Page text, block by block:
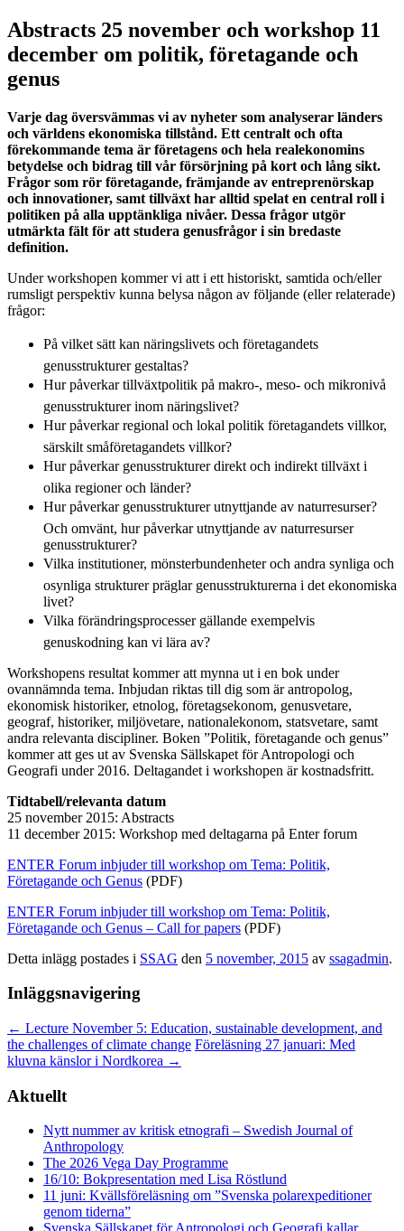
Abstracts 25 november och workshop 11
december om politik, företagande och
genus
Varje dag översvämmas vi av nyheter som analyserar länders
och världens ekonomiska tillstånd. Ett centralt och ofta
förekommande tema är företagens och hela realekonomins
betydelse och bidrag till vår försörjning på kort och lång sikt.
Frågor som rör företagande, främjande av entreprenörskap
och innovationer, samt tillväxt har alltid spelat en central roll i
politiken på alla upptänkliga nivåer. Dessa frågor utgör
utmärkta fält för att studera genusfrågor i sin bredaste
definition.
Under workshopen kommer vi att i ett historiskt, samtida och/eller
rumsligt perspektiv kunna belysa någon av följande (eller relaterade)
frågor:
På vilket sätt kan näringslivets och företagandets
genusstrukturer gestaltas?
Hur påverkar tillväxtpolitik på makro-, meso- och mikronivå
genusstrukturer inom näringslivet?
Hur påverkar regional och lokal politik företagandets villkor,
särskilt småföretagandets villkor?
Hur påverkar genusstrukturer direkt och indirekt tillväxt i
olika regioner och länder?
Hur påverkar genusstrukturer utnyttjande av naturresurser?
Och omvänt, hur påverkar utnyttjande av naturresurser
genusstrukturer?
Vilka institutioner, mönsterbundenheter och andra synliga och
osynliga strukturer präglar genusstrukturerna i det ekonomiska
livet?
Vilka förändringsprocesser gällande exempelvis
genuskodning kan vi lära av?
Workshopens resultat kommer att mynna ut i en bok under
ovannämnda tema. Inbjudan riktas till dig som är antropolog,
ekonomisk historiker, etnolog, företagsekonom, genusvetare,
geograf, historiker, miljövetare, nationalekonom, statsvetare, samt
andra relevanta discipliner. Boken ”Politik, företagande och genus”
kommer att ges ut av Svenska Sällskapet för Antropologi och
Geografi under 2016. Deltagandet i workshopen är kostnadsfritt.
Tidtabell/relevanta datum
25 november 2015: Abstracts
11 december 2015: Workshop med deltagarna på Enter forum
ENTER Forum inbjuder till workshop om Tema: Politik,
Företagande och Genus (PDF)
ENTER Forum inbjuder till workshop om Tema: Politik,
Företagande och Genus – Call for papers (PDF)
Detta inlägg postades i SSAG den 5 november, 2015 av ssagadmin.
Inläggsnavigering
← Lecture November 5: Education, sustainable development, and
the challenges of climate change Föreläsning 27 januari: Med
kluvna känslor i Nordkorea →
Aktuellt
Nytt nummer av kritisk etnografi – Swedish Journal of
Anthropology
The 2026 Vega Day Programme
16/10: Bokpresentation med Lisa Röstlund
11 juni: Kvällsföreläsning om ”Svenska polarexpeditioner
genom tiderna”